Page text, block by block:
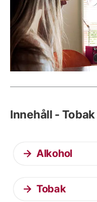
Innehåll -
Alkohol
Tobak